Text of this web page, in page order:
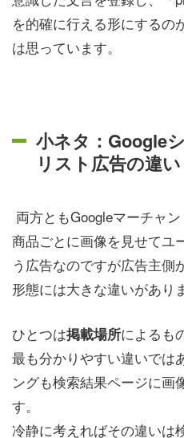
を的確に行える形にするの
は思っています。
小ネタ：Google
リスト広告の違い
両方ともGoogleマーチャ
商品ごとに画像を見せてユ
う広告なのですが広告主側
形態には大きな違いがあり
ひとつは掲載場所によるも
最も分かりやすい違いでは
ングも検索結果ページに画
す。
冷静に考えればその違いは